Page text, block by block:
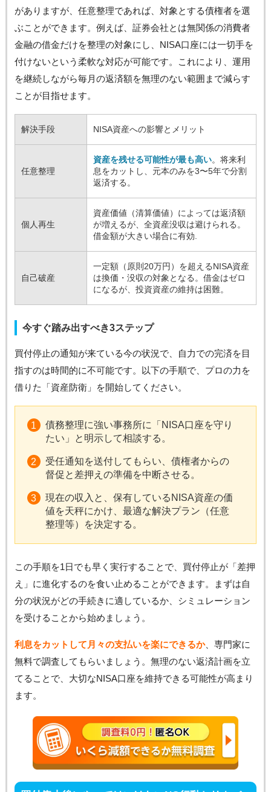
がありますが、任意整理であれば、対象とする債権者を選
ぶことができます。例えば、証券会社とは無関係の消費者
金融の借金だけを整理の対象にし、NISA口座には一切手を
付けないという柔軟な対応が可能です。これにより、運用
を継続しながら毎月の返済額を無理のない範囲まで減らす
ことが目指せます。
解決手段 NISA資産への影響とメリット
任意整理
資産を残せる可能性が最も高い。将来利
息をカットし、元本のみを3〜5年で分割
返済する。
個人再生
資産価値（清算価値）によっては返済額
が増えるが、全資産没収は避けられる。
借金額が大きい場合に有効.
自己破産
一定額（原則20万円）を超えるNISA資産
は換価・没収の対象となる。借金はゼロ
になるが、投資資産の維持は困難。
今すぐ踏み出すべき3ステップ
買付停止の通知が来ている今の状況で、自力での完済を目
指すのは時間的に不可能です。以下の手順で、プロの力を
借りた「資産防衛」を開始してください。
債務整理に強い事務所に「NISA口座を守り
たい」と明示して相談する。
受任通知を送付してもらい、債権者からの
督促と差押えの準備を中断させる。
現在の収入と、保有しているNISA資産の価
値を天秤にかけ、最適な解決プラン（任意
整理等）を決定する。
この手順を1日でも早く実行することで、買付停止が「差押
え」に進化するのを食い止めることができます。まずは自
分の状況がどの手続きに適しているか、シミュレーション
を受けることから始めましょう。
利息をカットして月々の支払いを楽にできるか、専門家に
無料で調査してもらいましょう。無理のない返済計画を立
てることで、大切なNISA口座を維持できる可能性が高まり
ます。